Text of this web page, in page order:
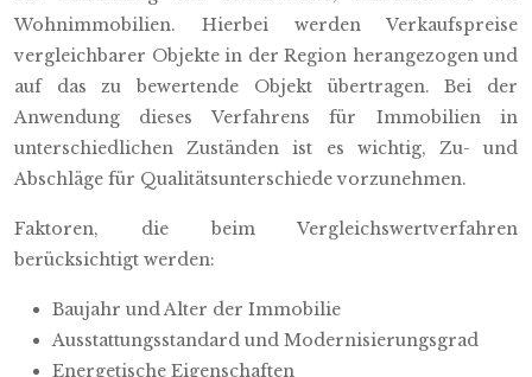
Wohnimmobilien. Hierbei werden Verkaufspreise
vergleichbarer Objekte in der Region herangezogen und
auf das zu bewertende Objekt übertragen. Bei der
Anwendung dieses Verfahrens für Immobilien in
unterschiedlichen Zuständen ist es wichtig, Zu- und
Abschläge für Qualitätsunterschiede vorzunehmen.
Faktoren, die beim Vergleichswertverfahren
berücksichtigt werden:
Baujahr und Alter der Immobilie
Ausstattungsstandard und Modernisierungsgrad
Energetische Eigenschaften